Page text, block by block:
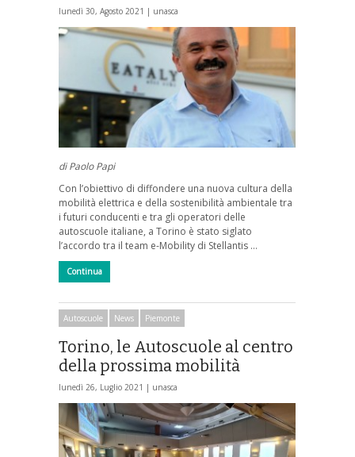
lunedì 30, Agosto 2021 | unasca
di Paolo Papi
Con l’obiettivo di diffondere una nuova cultura della
mobilità elettrica e della sostenibilità ambientale tra
i futuri conducenti e tra gli operatori delle
autoscuole italiane, a Torino è stato siglato
l’accordo tra il team e-Mobility di Stellantis …
Continua
Autoscuole News Piemonte
Torino, le Autoscuole al centro
della prossima mobilità
lunedì 26, Luglio 2021 | unasca